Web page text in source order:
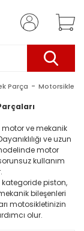
Parça Motorsiklet
ve mekanik
ve uzun
motor
kullanım
kategoride piston,
bileşenleri
motosikletinizin
olur.